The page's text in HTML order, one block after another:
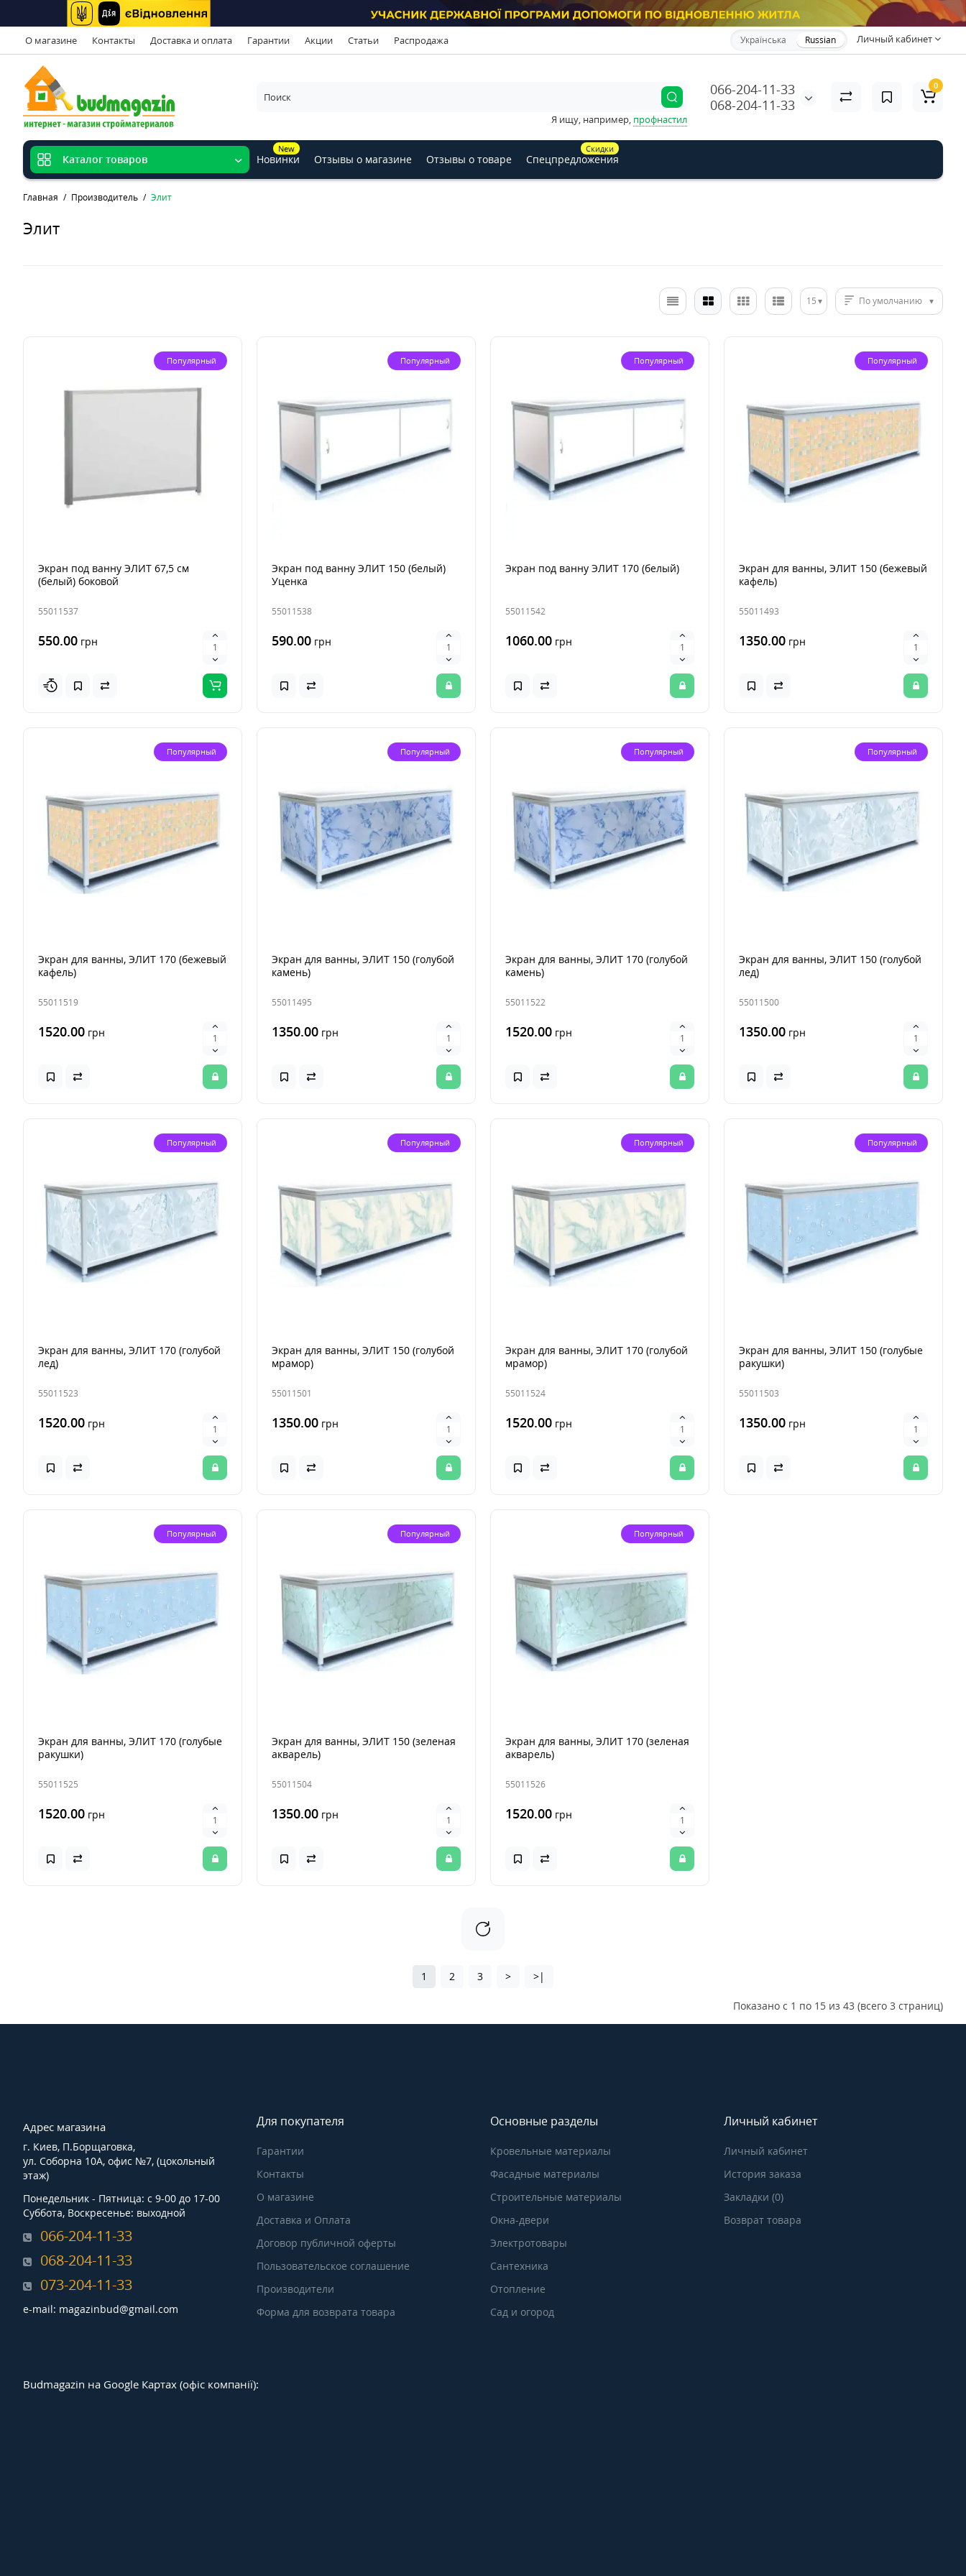
О магазине Контакты Доставка и оплата Гарантии Акции Статьи Распродажа Личный кабинет
Українська Russian
066-204-11-33
068-204-11-33
Я ищу, например, профнастил
0
Главная Производитель Элит
Элит
15 По умолчанию
Популярный
Экран под ванну ЭЛИТ 67,5 см
(белый) боковой
55011537
550.00 грн
Популярный
Экран под ванну ЭЛИТ 150 (белый)
Уценка
55011538
590.00 грн
Популярный
Экран под ванну ЭЛИТ 170 (белый)
55011542
1060.00 грн
Популярный
Экран для ванны, ЭЛИТ 150 (бежевый
кафель)
55011493
1350.00 грн
Популярный
Экран для ванны, ЭЛИТ 170 (бежевый
кафель)
55011519
1520.00 грн
Популярный
Экран для ванны, ЭЛИТ 150 (голубой
камень)
55011495
1350.00 грн
Популярный
Экран для ванны, ЭЛИТ 170 (голубой
камень)
55011522
1520.00 грн
Популярный
Экран для ванны, ЭЛИТ 150 (голубой
лед)
55011500
1350.00 грн
Популярный
Экран для ванны, ЭЛИТ 170 (голубой
лед)
55011523
1520.00 грн
Популярный
Экран для ванны, ЭЛИТ 150 (голубой
мрамор)
55011501
1350.00 грн
Популярный
Экран для ванны, ЭЛИТ 170 (голубой
мрамор)
55011524
1520.00 грн
Популярный
Экран для ванны, ЭЛИТ 150 (голубые
ракушки)
55011503
1350.00 грн
Популярный
Экран для ванны, ЭЛИТ 170 (голубые
ракушки)
55011525
1520.00 грн
Популярный
Экран для ванны, ЭЛИТ 150 (зеленая
акварель)
55011504
1350.00 грн
Популярный
Экран для ванны, ЭЛИТ 170 (зеленая
акварель)
55011526
1520.00 грн
1 2 3 > >|
Показано с 1 по 15 из 43 (всего 3 страниц)
Каталог товаров
New
Новинки Отзывы о магазине Отзывы о товаре
Скидки
Спецпредложения
Адрес магазина
г. Киев, П.Борщаговка,
ул. Соборна 10А, офис №7, (цокольный
этаж)
Понедельник - Пятница: с 9-00 до 17-00
Суббота, Воскресенье: выходной
066-204-11-33
068-204-11-33
073-204-11-33
e-mail: magazinbud@gmail.com
Для покупателя
Гарантии
Контакты
О магазине
Доставка и Оплата
Договор публичной оферты
Пользовательское соглашение
Производители
Форма для возврата товара
Основные разделы
Кровельные материалы
Фасадные материалы
Строительные материалы
Окна-двери
Электротовары
Сантехника
Отопление
Сад и огород
Личный кабинет
Личный кабинет
История заказа
Закладки (0)
Возврат товара
Budmagazin на Google Картах (офіс компанії):